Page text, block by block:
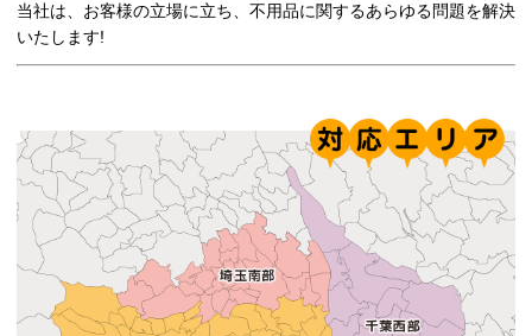
当社は、お客様の立場に立ち、不用品に関するあらゆる問題を解決
いたします!